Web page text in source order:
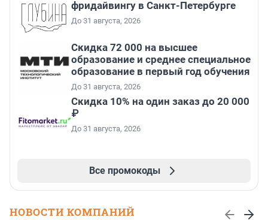
фридайвингу в Санкт-Петербурге
До 31 августа, 2026
Скидка 72 000 на высшее
образование и среднее специальное
образование в первый год обучения
До 31 августа, 2026
Скидка 10% на один заказ до 20 000
₽
До 31 августа, 2026
Все промокоды
НОВОСТИ КОМПАНИЙ